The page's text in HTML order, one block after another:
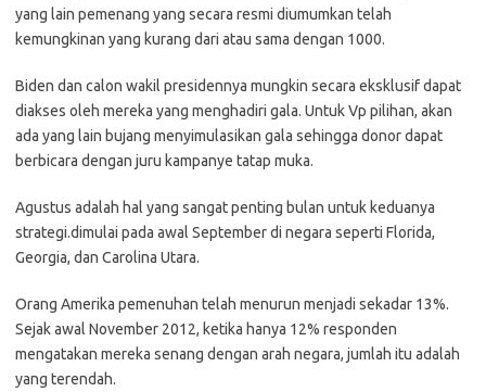
yang lain pemenang yang secara resmi diumumkan telah
kemungkinan yang kurang dari atau sama dengan 1000.
Biden dan calon wakil presidennya mungkin secara eksklusif dapat
diakses oleh mereka yang menghadiri gala. Untuk Vp pilihan, akan
ada yang lain bujang menyimulasikan gala sehingga donor dapat
berbicara dengan juru kampanye tatap muka.
Agustus adalah hal yang sangat penting bulan untuk keduanya
strategi.dimulai pada awal September di negara seperti Florida,
Georgia, dan Carolina Utara.
Orang Amerika pemenuhan telah menurun menjadi sekadar 13%.
Sejak awal November 2012, ketika hanya 12% responden
mengatakan mereka senang dengan arah negara, jumlah itu adalah
yang terendah.